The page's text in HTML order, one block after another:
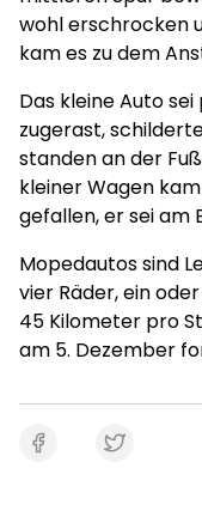
wohl erschrocken
kam es zu dem
Das kleine Auto
zugerast,
standen an der
kleiner Wagen kam
gefallen, er sei am
Mopedautos sind
vier Räder, ein
45 Kilometer pro
am 5. Dezember